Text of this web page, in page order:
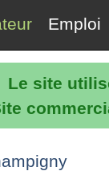
Le site
Emploi